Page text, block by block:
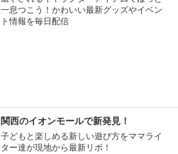
一息つこう！かわいい最新グッズやイベン
ト情報を毎日配信
関西のイオンモールで新発見！
子どもと楽しめる新しい遊び方をママライ
ター達が現地から最新リポ！